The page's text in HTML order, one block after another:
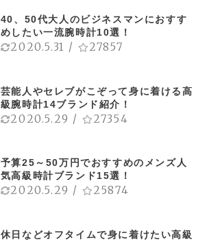
40、50代大人のビジネスマンにおすす
めしたい一流腕時計10選！
2020.5.31 / 27857
芸能人やセレブがこぞって身に着ける高
級腕時計14ブランド紹介！
2020.5.29 / 27354
予算25～50万円でおすすめのメンズ人
気高級時計ブランド15選！
2020.5.29 / 25874
休日などオフタイムで身に着けたい高級